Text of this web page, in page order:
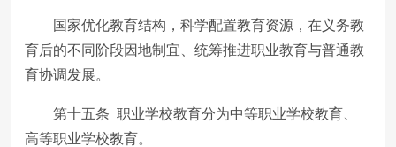
国家优化教育结构，科学配置教育资源，在义务教
育后的不同阶段因地制宜、统筹推进职业教育与普通教
育协调发展。
第十五条 职业学校教育分为中等职业学校教育、
高等职业学校教育。